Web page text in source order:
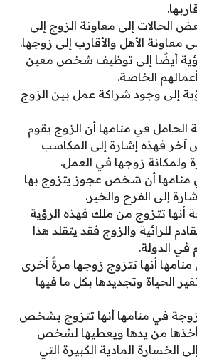
الحالات إلى معاونة الزوج إلى
معاونة الأهل والأقارب إلى زوجها.
أيضًا إلى توظيف شخص معين
الخاصة.
إلى وجود شراكة عمل بين الزوج
الحامل في منامها أن الزوج يقوم
فهذه إشارة إلى المكاسب
ولمكانة زوجها في العمل.
منامها أن شخص عجوز يتزوج بها
إلى الفرح والخير.
أنها تتزوج من ملك فهذه الرؤية
للرائية والزوج فقد يتقلد هذا
الدولة.
أنها تتزوج زوجها مرةً أخرى
الحياة وتجديدها بكل ما فيها
في منامها أنها تتزوج بشخص
من يدها ويعطيها لشخص
الخسارة المادية الكبيرة التي